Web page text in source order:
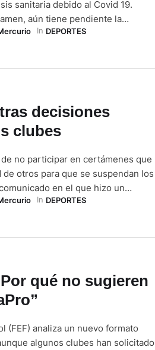
sanitaria debido al Covid 19.
aún tiene pendiente la
de Luis Chiriboga, en enero
In DEPORTES
decisiones
clubes
no participar en certámenes que
otros para que se suspendan los
en el que hizo un
velará por el desarrollo
In DEPORTES
qué no sugieren
(FEF) analiza un nuevo formato
algunos clubes han solicitado